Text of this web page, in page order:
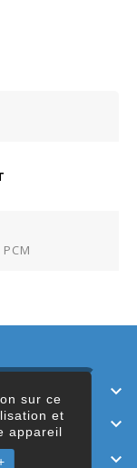
sur ce
et
appareil


